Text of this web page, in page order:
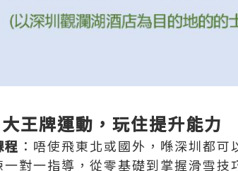
王牌運動，玩住提升能力
程 ：唔使飛東北或國外，喺深圳都
一對一指導，從零基礎到掌握滑雪技